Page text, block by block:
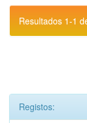
Resultados 1-1
Registos: